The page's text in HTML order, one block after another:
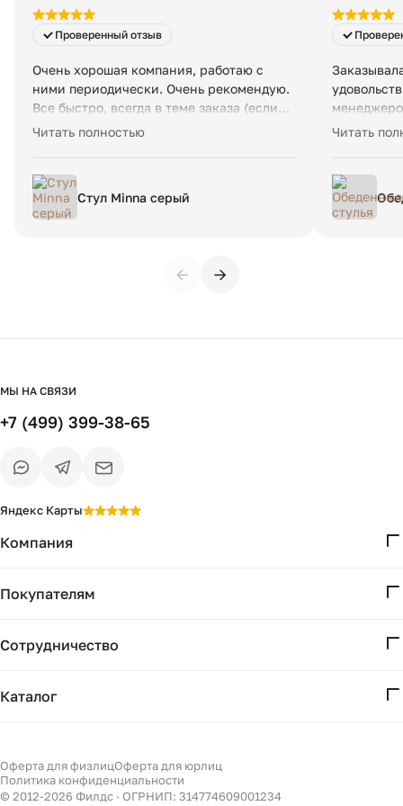
Проверенный отзыв
Очень хорошая компания, работаю с
ними периодически. Очень рекомендую.
Все быстро, всегда в теме заказа (если
под заказ что-то), доставка вовремя и
удобная мебель, особенно стулья и
кресла.
Читать полностью
Стул Minna серый
самого
буду
Читать
← →
Компания
Проекты
Покупателям
Доставка и оплата
Сотрудничество
Бизнесу
Филдс в Дзене ↗
Каталог
Светильники
Декор
МЫ НА СВЯЗИ
+7 (499) 399-38-65
Яндекс Карты
© 2012-2026 Филдс · ОГРНИП: 314774609001234
Оферта для физлицОферта для юрлиц
Политика конфиденциальности
и дальнейшие шаги